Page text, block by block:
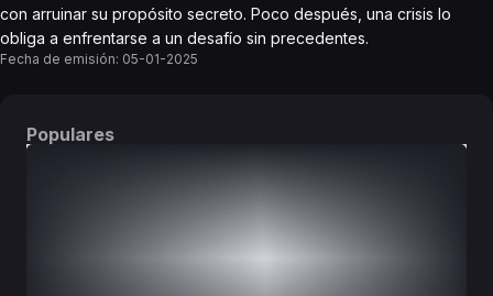
con arruinar su propósito secreto. Poco después, una crisis lo
obliga a enfrentarse a un desafío sin precedentes.
Fecha de emisión: 05-01-2025
Populares